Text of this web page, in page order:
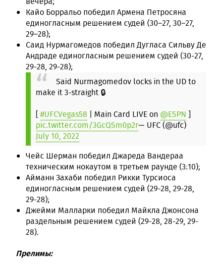
Кайо Борральо победил Армена Петросяна
единогласным решением судей (30–27, 30–27,
29–28);
Саид Нурмагомедов победил Дугласа Сильву Де
Андраде единогласным решением судей (30-27,
29-28, 29-28);
Said Nurmagomedov locks in the UD to
make it 3-straight 🔒
[#UFCVegas58 | Main Card LIVE on @ESPN ]
pic.twitter.com/3GcQSm0p2r— UFC (@ufc)
July 10, 2022
Чейс Шерман победил Джареда Вандераа
техническим нокаутом в третьем раунде (3:10);
Айманн Захаби победил Рикки Турсиоса
единогласным решением судей (29-28, 29-28,
29-28);
Джейми Малларки победил Майкла Джонсона
раздельным решением судей (29-28, 28-29, 29-
28).
Прелимы: